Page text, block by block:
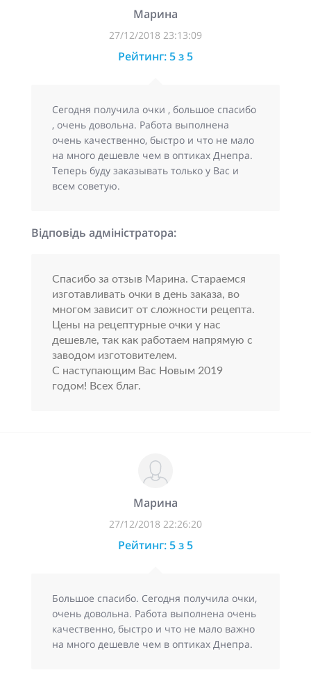
Марина
27/12/2018 23:13:09
Рейтинг: 5 з 5
Сегодня получила очки , большое спасибо
, очень довольна. Работа выполнена
очень качественно, быстро и что не мало
на много дешевле чем в оптиках Днепра.
Теперь буду заказывать только у Вас и
всем советую.
Відповідь адміністратора:
Спасибо за отзыв Марина. Стараемся
изготавливать очки в день заказа, во
многом зависит от сложности рецепта.
Цены на рецептурные очки у нас
дешевле, так как работаем напрямую с
заводом изготовителем.
С наступающим Вас Новым 2019
годом! Всех благ.
Марина
27/12/2018 22:26:20
Рейтинг: 5 з 5
Большое спасибо. Сегодня получила очки,
очень довольна. Работа выполнена очень
качественно, быстро и что не мало важно
на много дешевле чем в оптиках Днепра.